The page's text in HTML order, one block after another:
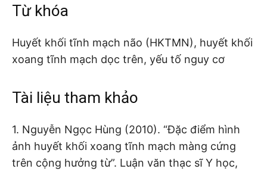
Từ khóa
Huyết khối tĩnh mạch não (HKTMN), huyết khối
xoang tĩnh mạch dọc trên, yếu tố nguy cơ
Tài liệu tham khảo
1. Nguyễn Ngọc Hùng (2010). “Đặc điểm hình
ảnh huyết khối xoang tĩnh mạch màng cứng
trên cộng hưởng từ”. Luận văn thạc sĩ Y học,